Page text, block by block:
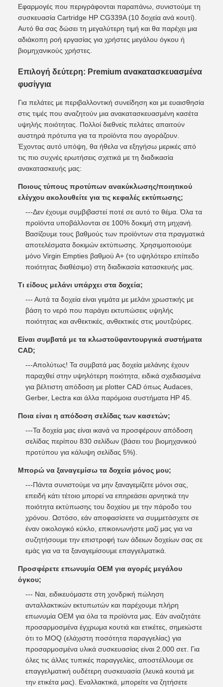
Εφαρμογές που περιγράφονται παραπάνω, συνιστούμε τη
συσκευασία Cartridge HP CG339A (10 δοχεία ανά κουτί).
Αυτό θα σας δώσει τη μεγαλύτερη τιμή και θα παρέχει μια
αδιάκοπη ροή εργασίας για χρήστες μεγάλου όγκου ή
βιομηχανικούς χρήστες.
Επιλογή δεύτερη: Premium ανακατασκευασμένα
φυσίγγια
Για πελάτες με περιβαλλοντική συνείδηση ​​και με ευαισθησία
στις τιμές που αναζητούν μια ανακατασκευασμένη κασέτα
υψηλής ποιότητας. Πολλοί διεθνείς πελάτες απαιτούν
αυστηρά πρότυπα για τα προϊόντα που αγοράζουν.
Έχοντας αυτό υπόψη, θα ήθελα να εξηγήσω μερικές από
τις πιο συχνές ερωτήσεις σχετικά με τη διαδικασία
ανακατασκευής μας:
Ποιους τύπους προτύπων ανακύκλωσης/ποιητικού
ελέγχου ακολουθείτε για τις κεφαλές εκτύπωσης;
---Δεν έχουμε συμβιβαστεί ποτέ σε αυτό το θέμα. Όλα τα
προϊόντα υποβάλλονται σε 100% δοκιμή στη μηχανή.
Βασίζουμε τους βαθμούς των προϊόντων στα πραγματικά
αποτελέσματα δοκιμών εκτύπωσης. Χρησιμοποιούμε
μόνο Virgin Empties βαθμού Α+ (το υψηλότερο επίπεδο
ποιότητας διαθέσιμο) στη διαδικασία κατασκευής μας.
Τι είδους μελάνι υπάρχει στα δοχεία;
--- Αυτά τα δοχεία είναι γεμάτα με μελάνι χρωστικής με
βάση το νερό που παράγει εκτυπώσεις υψηλής
ποιότητας και ανθεκτικές, ανθεκτικές στις μουτζούρες.
Είναι συμβατά με τα κλωστοϋφαντουργικά συστήματα
CAD;
---Απολύτως! Τα συμβατά μας δοχεία μελάνης έχουν
παραχθεί στην υψηλότερη ποιότητα, ειδικά σχεδιασμένα
για βέλτιστη απόδοση με plotter CAD όπως Audaces,
Gerber, Lectra και άλλα παρόμοια συστήματα HP 45.
Ποια είναι η απόδοση σελίδας των κασετών;
---Τα δοχεία μας είναι ικανά να προσφέρουν απόδοση
σελίδας περίπου 830 σελίδων (βάσει του βιομηχανικού
προτύπου για κάλυψη σελίδας 5%).
Μπορώ να ξαναγεμίσω τα δοχεία μόνος μου;
---Πάντα συνιστούμε να μην ξαναγεμίζετε μόνοι σας,
επειδή κάτι τέτοιο μπορεί να επηρεάσει αρνητικά την
ποιότητα εκτύπωσης του δοχείου με την πάροδο του
χρόνου. Ωστόσο, εάν αποφασίσετε να συμμετάσχετε σε
έναν οικολογικό κύκλο, επικοινωνήστε μαζί μας για να
συζητήσουμε την επιστροφή των άδειων δοχείων σας σε
εμάς για να τα ξαναγεμίσουμε επαγγελματικά.
Προσφέρετε επωνυμία OEM για αγορές μεγάλου
όγκου;
--- Ναι, ειδικευόμαστε στη χονδρική πώληση
ανταλλακτικών εκτυπωτών και παρέχουμε πλήρη
επωνυμία OEM για όλα τα προϊόντα μας. Εάν αναζητάτε
προσαρμοσμένα έγχρωμα κουτιά και ετικέτες, σημειώστε
ότι το MOQ (ελάχιστη ποσότητα παραγγελίας) για
προσαρμοσμένα υλικά συσκευασίας είναι 2.000 σετ. Για
όλες τις άλλες τυπικές παραγγελίες, αποστέλλουμε σε
επαγγελματική ουδέτερη συσκευασία (λευκά κουτιά με
την ετικέτα μας). Εναλλακτικά, μπορείτε να ζητήσετε